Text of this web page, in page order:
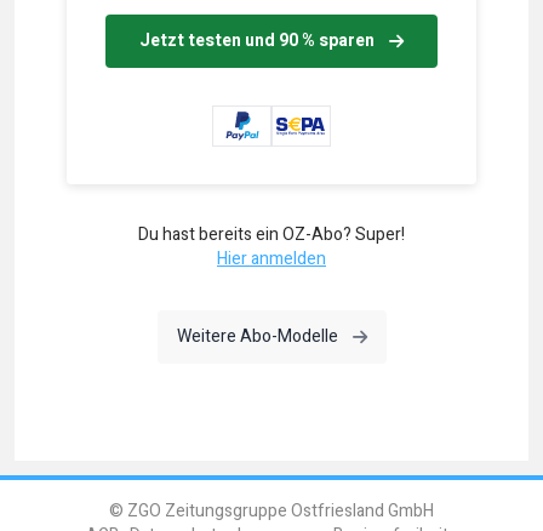
Jetzt testen und 90 % sparen
Du hast bereits ein OZ-Abo? Super!
Hier anmelden
Weitere Abo-Modelle
© ZGO Zeitungsgruppe Ostfriesland GmbH